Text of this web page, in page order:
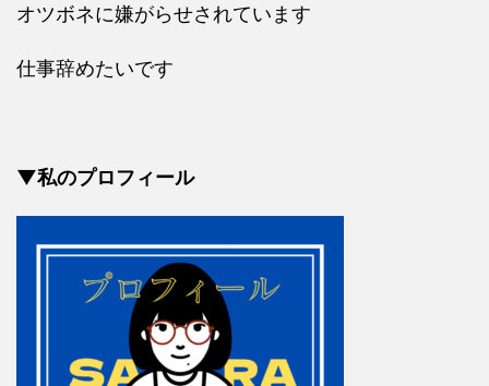
オツボネに嫌がらせされています
仕事辞めたいです
▼私のプロフィール